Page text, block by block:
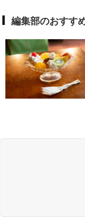
編集部のおすす